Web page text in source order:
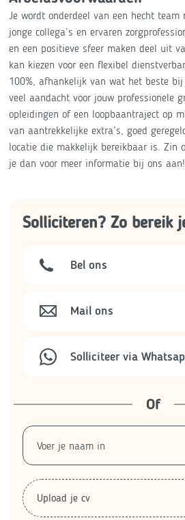
Je wordt onderdeel van een hecht
jonge collega’s en ervaren
en een positieve sfeer maken deel uit
kan kiezen voor een flexibel
100%, afhankelijk van wat het beste
veel aandacht voor jouw professionele
opleidingen of een loopbaantraject op
van aantrekkelijke extra’s, goed
locatie die makkelijk bereikbaar is. Zin
je dan voor meer informatie bij ons aan!
Solliciteren? Zo bereik
Bel ons
Mail ons
Solliciteer via
Of
Upload je cv